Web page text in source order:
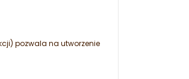
pozwala na utworzenie